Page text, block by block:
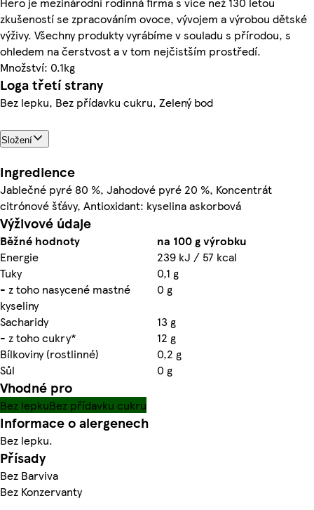
zkušeností se zpracováním ovoce, vývojem a výrobou dětské
výživy. Všechny produkty vyrábíme v souladu s přírodou, s
ohledem na čerstvost a v tom nejčistším prostředí.
Množství: 0.1kg
Loga třetí strany
Bez lepku, Bez přídavku cukru, Zelený bod
Složení
Ingredience
Jablečné pyré 80 %, Jahodové pyré 20 %, Koncentrát
citrónové šťávy, Antioxidant: kyselina askorbová
Výživové údaje
Běžné hodnoty
na 100 g výrobku
Energie
239 kJ / 57 kcal
Tuky
0,1 g
- z toho nasycené mastné
kyseliny
0 g
Sacharidy
13 g
- z toho cukry*
12 g
Bílkoviny (rostlinné)
0,2 g
Sůl
0 g
Vhodné pro
Bez lepkuBez přídavku cukru
Informace o alergenech
Bez lepku.
Přísady
Bez Barviva
Bez Konzervanty